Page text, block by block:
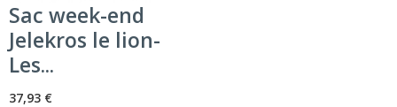
Sac week-end
Jelekros le lion-
Les...
37,93 €